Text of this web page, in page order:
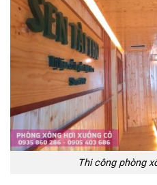
Thi công phòng